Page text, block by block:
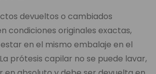
devueltos o cambiados
condiciones originales exactas,
en el mismo embalaje en el
prótesis capilar no se puede lavar,